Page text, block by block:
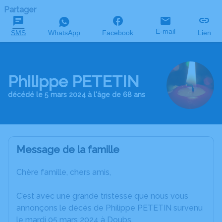
Partager
SMS WhatsApp Facebook E-mail Lien
Philippe PETETIN
décédé le 5 mars 2024 à l'âge de 68 ans
Message de la famille
Chère famille, chers amis,
C’est avec une grande tristesse que nous vous
annonçons le décès de Philippe PETETIN survenu
le mardi 05 mars 2024 à Doubs.